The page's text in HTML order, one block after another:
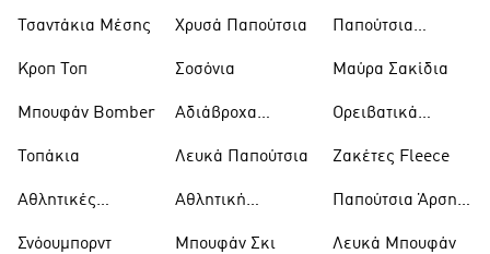
Τσαντάκια Μέσης
Κροπ Τοπ
Μπουφάν Bomber
Τοπάκια
Αθλητικές
Σνόουμπορντ
Χρυσά Παπούτσια
Σοσόνια
Αδιάβροχα
Λευκά Παπούτσια
Αθλητική
Μπουφάν Σκι
Παπούτσια
Μαύρα Σακίδια
Ορειβατικά
Ζακέτες Fleece
Παπούτσια Άρσης
Λευκά Μπουφάν